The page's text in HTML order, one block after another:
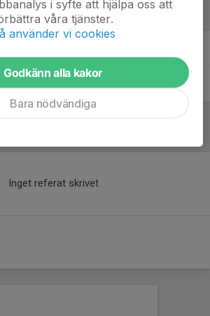
Inget referat skrivet
i syfte att hjälpa oss att
våra tjänster.
använder vi cookies
Godkänn alla kakor
Bara nödvändiga